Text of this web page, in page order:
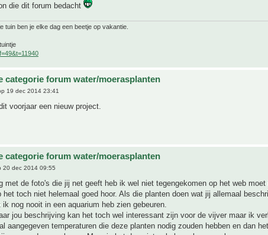
die dit forum bedacht
tuin ben je elke dag een beetje op vakantie.
categorie forum water/moerasplanten
19 dec 2014 23:41
voorjaar een nieuw project.
categorie forum water/moerasplanten
20 dec 2014 09:55
met de foto's die jij net geeft heb ik wel niet tegengekomen op het web moet
het toch niet helemaal goed hoor. Als die planten doen wat jij allemaal
nog nooit in een aquarium heb zien gebeuren.
jou beschrijving kan het toch wel interessant zijn voor de vijver maar ik
aangegeven temperaturen die deze planten nodig zouden hebben en dan